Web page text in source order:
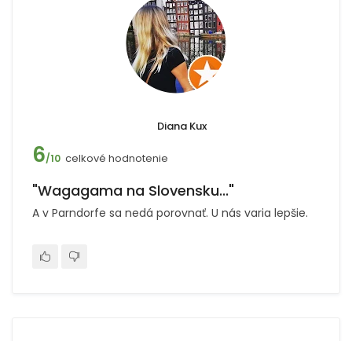
Diana Kux
6/10 celkové hodnotenie
"Wagagama na Slovensku..."
A v Parndorfe sa nedá porovnať. U nás varia lepšie.